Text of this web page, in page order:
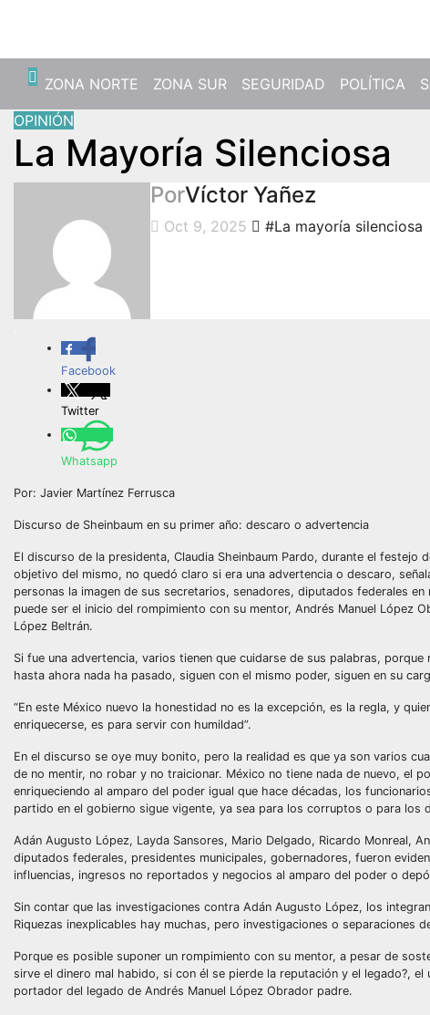
ZONA NORTE ZONA SUR SEGURIDAD POLÍTICA
OPINIÓN
La Mayoría Silenciosa
PorVíctor Yañez
Oct 9, 2025 #La mayoría silenciosa
Facebook
Twitter
Whatsapp
Por: Javier Martínez Ferrusca
Discurso de Sheinbaum en su primer año: descaro o advertencia
El discurso de la presidenta, Claudia Sheinbaum Pardo, durante el festejo
objetivo del mismo, no quedó claro si era una advertencia o descaro,
personas la imagen de sus secretarios, senadores, diputados federales
puede ser el inicio del rompimiento con su mentor, Andrés Manuel López
López Beltrán.
Si fue una advertencia, varios tienen que cuidarse de sus palabras,
hasta ahora nada ha pasado, siguen con el mismo poder, siguen en su
“En este México nuevo la honestidad no es la excepción, es la regla, y
enriquecerse, es para servir con humildad”.
En el discurso se oye muy bonito, pero la realidad es que ya son varios
de no mentir, no robar y no traicionar. México no tiene nada de nuevo, el
enriqueciendo al amparo del poder igual que hace décadas, los
partido en el gobierno sigue vigente, ya sea para los corruptos o para los
Adán Augusto López, Layda Sansores, Mario Delgado, Ricardo Monreal,
diputados federales, presidentes municipales, gobernadores, fueron
influencias, ingresos no reportados y negocios al amparo del poder o
Sin contar que las investigaciones contra Adán Augusto López, los
Riquezas inexplicables hay muchas, pero investigaciones o separaciones
Porque es posible suponer un rompimiento con su mentor, a pesar de
sirve el dinero mal habido, si con él se pierde la reputación y el legado?,
portador del legado de Andrés Manuel López Obrador padre.